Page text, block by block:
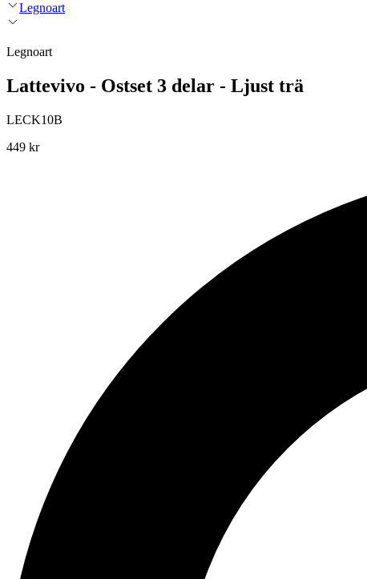
Legnoart
Legnoart
Lattevivo - Ostset 3 delar - Ljust trä
LECK10B
449 kr